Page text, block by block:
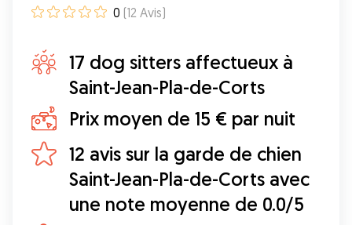
0 (12 Avis)
17 dog sitters affectueux à
Saint-Jean-Pla-de-Corts
Prix moyen de 15 € par nuit
12 avis sur la garde de chien
Saint-Jean-Pla-de-Corts avec
une note moyenne de 0.0/5